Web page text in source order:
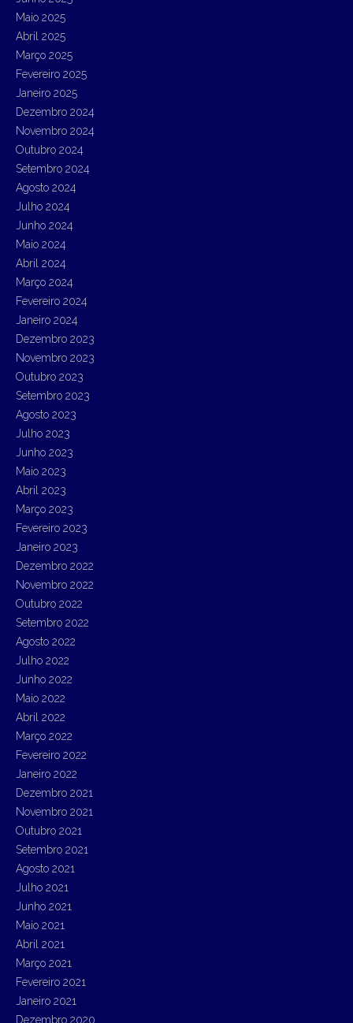
Maio 2025
Abril 2025
Março 2025
Fevereiro 2025
Janeiro 2025
Dezembro 2024
Novembro 2024
Outubro 2024
Setembro 2024
Agosto 2024
Julho 2024
Junho 2024
Maio 2024
Abril 2024
Março 2024
Fevereiro 2024
Janeiro 2024
Dezembro 2023
Novembro 2023
Outubro 2023
Setembro 2023
Agosto 2023
Julho 2023
Junho 2023
Maio 2023
Abril 2023
Março 2023
Fevereiro 2023
Janeiro 2023
Dezembro 2022
Novembro 2022
Outubro 2022
Setembro 2022
Agosto 2022
Julho 2022
Junho 2022
Maio 2022
Abril 2022
Março 2022
Fevereiro 2022
Janeiro 2022
Dezembro 2021
Novembro 2021
Outubro 2021
Setembro 2021
Agosto 2021
Julho 2021
Junho 2021
Maio 2021
Abril 2021
Março 2021
Fevereiro 2021
Janeiro 2021
Dezembro 2020